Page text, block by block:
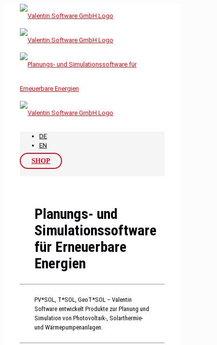
DE
EN
SHOP
Planungs- und
Simulationssoftware
für Erneuerbare
Energien
PV*SOL, T*SOL, GeoT*SOL – Valentin
Software entwickelt Produkte zur Planung und
Simulation von Photovoltaik-, Solarthermie-
und Wärmepumpenanlagen.